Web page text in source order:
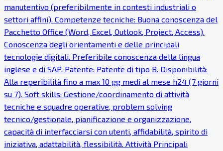
manutentivo (preferibilmente in contesti industriali o
settori affini). Competenze tecniche: Buona conoscenza del
Pacchetto Office (Word, Excel, Outlook, Project, Access).
Conoscenza degli orientamenti e delle principali
tecnologie digitali. Preferibile conoscenza della lingua
inglese e di SAP. Patente: Patente di tipo B. Disponibilità:
Alla reperibilità fino a max 10 gg medi al mese h24 (7 giorni
su 7). Soft skills: Gestione/coordinamento di attività
tecniche e squadre operative, problem solving
tecnico/gestionale, pianificazione e organizzazione,
capacità di interfacciarsi con utenti, affidabilità, spirito di
iniziativa, adattabilità, flessibilità. Attività Principali